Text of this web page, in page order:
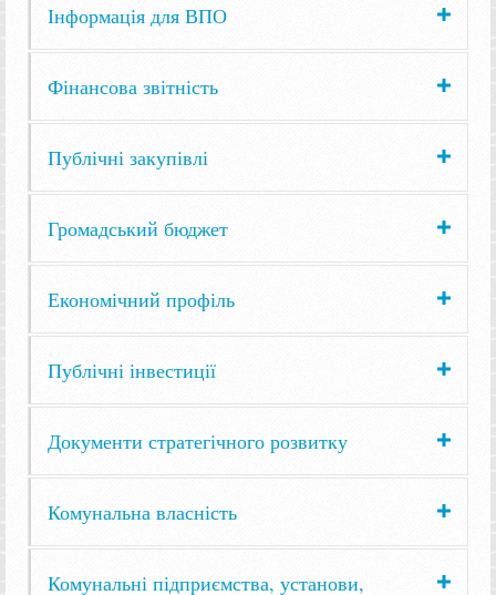
Інформація для ВПО
Фінансова звітність
Публічні закупівлі
Громадський бюджет
Економічний профіль
Публічні інвестиції
Документи стратегічного розвитку
Комунальна власність
Комунальні підприємства, установи,